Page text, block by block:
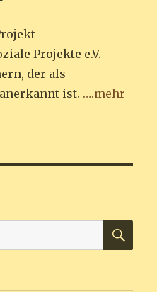
Projekte e.V.
der als
ist. ….mehr